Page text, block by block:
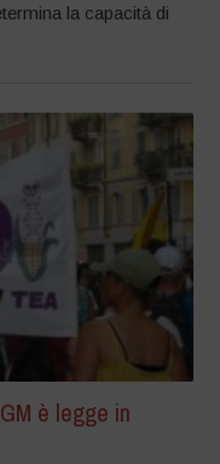
la capacità di
è legge in